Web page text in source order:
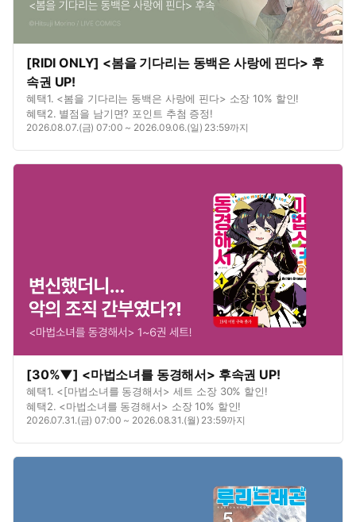
[RIDI ONLY] <봄을 기다리는 동백은 사랑에 핀다> 후
속권 UP!
혜택1. <봄을 기다리는 동백은 사랑에 핀다> 소장 10% 할인!
혜택2. 별점을 남기면? 포인트 추첨 증정!
2026.08.07.(금) 07:00 ~ 2026.09.06.(일) 23:59까지
[30%▼] <마법소녀를 동경해서> 후속권 UP!
혜택1. <[마법소녀를 동경해서> 세트 소장 30% 할인!
혜택2. <마법소녀를 동경해서> 소장 10% 할인!
2026.07.31.(금) 07:00 ~ 2026.08.31.(월) 23:59까지